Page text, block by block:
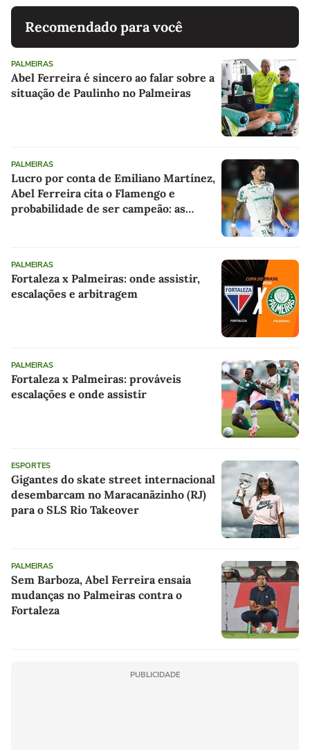
Recomendado para você
PALMEIRAS
Abel Ferreira é sincero ao falar sobre a
situação de Paulinho no Palmeiras
PALMEIRAS
Lucro por conta de Emiliano Martínez,
Abel Ferreira cita o Flamengo e
probabilidade de ser campeão: as
PALMEIRAS
Fortaleza x Palmeiras: onde assistir,
escalações e arbitragem
PALMEIRAS
Fortaleza x Palmeiras: prováveis
escalações e onde assistir
ESPORTES
Gigantes do skate street internacional
desembarcam no Maracanãzinho (RJ)
para o SLS Rio Takeover
PALMEIRAS
Sem Barboza, Abel Ferreira ensaia
mudanças no Palmeiras contra o
Fortaleza
PUBLICIDADE